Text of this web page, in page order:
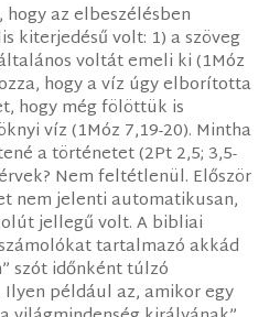
az elbeszélésben
kiterjedésű volt: 1) a szöveg
voltát emeli ki (1Móz
hogy a víz úgy elborította
hogy még fölöttük is
víz (1Móz 7,19-20). Mintha
a történetet (2Pt 2,5; 3,5-
Nem feltétlenül. Először
nem jelenti automatikusan,
jellegű volt. A bibliai
tartalmazó akkád
szót időnként túlzó
például az, amikor egy